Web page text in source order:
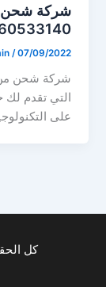
شركة شحن
/07/09/2022
شركة شحن من
التي تقدم
على
كل الحقوق